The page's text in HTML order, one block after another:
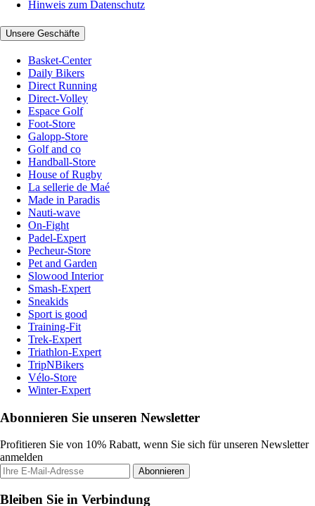
Hinweis zum Datenschutz
Unsere Geschäfte
Basket-Center
Daily Bikers
Direct Running
Direct-Volley
Espace Golf
Foot-Store
Galopp-Store
Golf and co
Handball-Store
House of Rugby
La sellerie de Maé
Made in Paradis
Nauti-wave
On-Fight
Padel-Expert
Pecheur-Store
Pet and Garden
Slowood Interior
Smash-Expert
Sneakids
Sport is good
Training-Fit
Trek-Expert
Triathlon-Expert
TripNBikers
Vélo-Store
Winter-Expert
Abonnieren Sie unseren Newsletter
Profitieren Sie von 10% Rabatt, wenn Sie sich für unseren Newsletter
anmelden
Abonnieren
Bleiben Sie in Verbindung